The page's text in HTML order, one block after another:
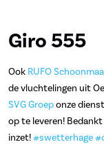
Giro 555
Ook RUFO
de vluchtelingen uit
SVG Groeponze
op te leveren!
inzet!#swetterhage